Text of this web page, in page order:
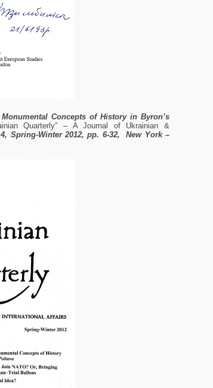
Concepts of History in Byron’s
Quarterly” – A Journal of Ukrainian &
Spring-Winter 2012, рр. 6-32,
New York –